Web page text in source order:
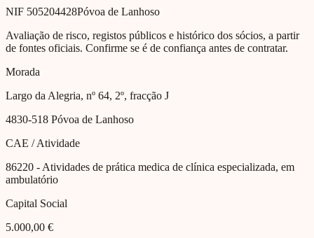
NIF 505204428Póvoa de Lanhoso
Avaliação de risco, registos públicos e histórico dos sócios, a partir
de fontes oficiais. Confirme se é de confiança antes de contratar.
Morada
Largo da Alegria, nº 64, 2º, fracção J
4830-518 Póvoa de Lanhoso
CAE / Atividade
86220 - Atividades de prática medica de clínica especializada, em
ambulatório
Capital Social
5.000,00 €